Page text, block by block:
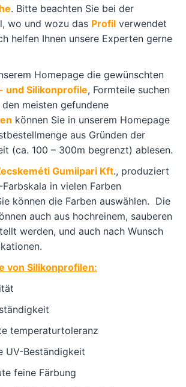
. Bitte beachten Sie bei der
wo und wozu das Profil verwendet
helfen Ihnen unsere Experten gerne
Homepage die gewünschten
und Silikonprofile, Formteile suchen
meisten gefundene
können Sie in unserem Homepage
aus Gründen der
(ca. 100 – 300m begrenzt) ablesen.
Gumiipari Kft., produziert
in vielen Farben
können die Farben auswählen. Die
auch aus hochreinem, sauberen
werden, und auch nach Wunsch
von Silikonprofilen:
temperaturtoleranz
UV-Beständigkeit
feine Färbung